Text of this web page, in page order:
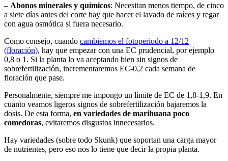
– Abonos minerales y químicos: Necesitan menos tiempo, de cinco
a siete días antes del corte hay que hacer el lavado de raíces y regar
con agua osmótica si fuera necesario.
Como consejo, cuando cambiemos el fotoperiodo a 12/12
(floración), hay que empezar con una EC prudencial, por ejemplo
0,8 o 1. Si la planta lo va aceptando bien sin signos de
sobrefertilización, incrementaremos EC-0,2 cada semana de
floración que pase.
Personalmente, siempre me impongo un límite de EC de 1,8-1,9. En
cuanto veamos ligeros signos de sobrefertilización bajaremos la
dosis. De esta forma, en variedades de marihuana poco
comedoras, evitaremos disgustos innecesarios.
Hay variedades (sobre todo Skunk) que soportan una carga mayor
de nutrientes, pero eso nos lo tiene que decir la propia planta.